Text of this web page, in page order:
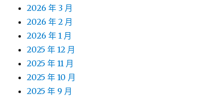
2026 年 3 月
2026 年 2 月
2026 年 1 月
2025 年 12 月
2025 年 11 月
2025 年 10 月
2025 年 9 月